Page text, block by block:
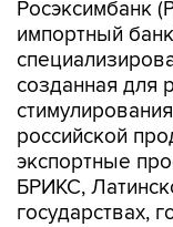
созданная для
российской
экспортные
БРИКС,
государствах,
Реалист банк